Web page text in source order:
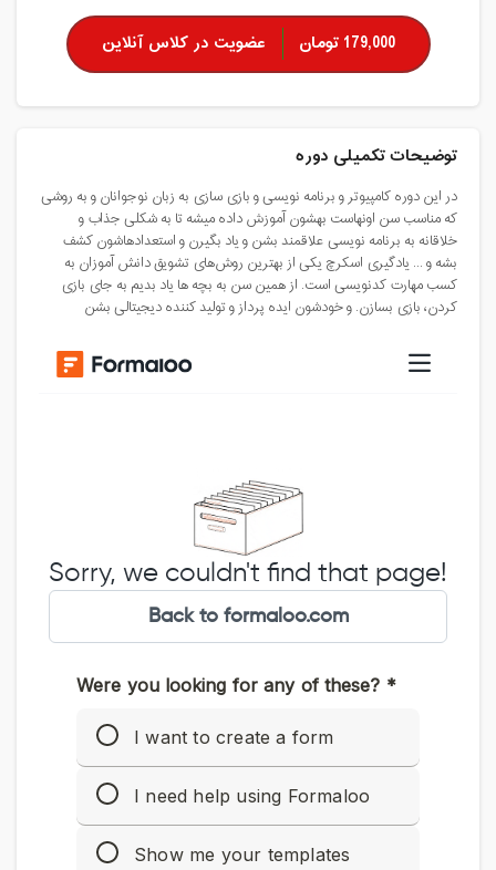
179,000 تومان عضویت در کلاس آنلاین
توضیحات تکمیلی دوره
در این دوره کامپیوتر و برنامه نویسی و بازی سازی به زبان نوجوانان و به روشی
که مناسب سن اونهاست بهشون آموزش داده میشه تا به شکلی جذاب و
خلاقانه به برنامه نویسی علاقمند بشن و یاد بگیرن و استعدادهاشون کشف
بشه و ... یادگیری اسکرچ یکی از بهترین روش‌های تشویق دانش آموزان به
کسب مهارت کدنویسی است. از همین سن به بچه ها یاد بدیم به جای بازی
کردن، بازی بسازن. و خودشون ایده پرداز و تولید کننده دیجیتالی بشن